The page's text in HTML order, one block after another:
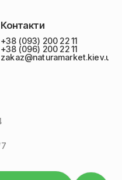
Контакти
+38 (093) 200 22 11
+38 (096) 200 22 11
zakaz@naturamarket.kiev.ua